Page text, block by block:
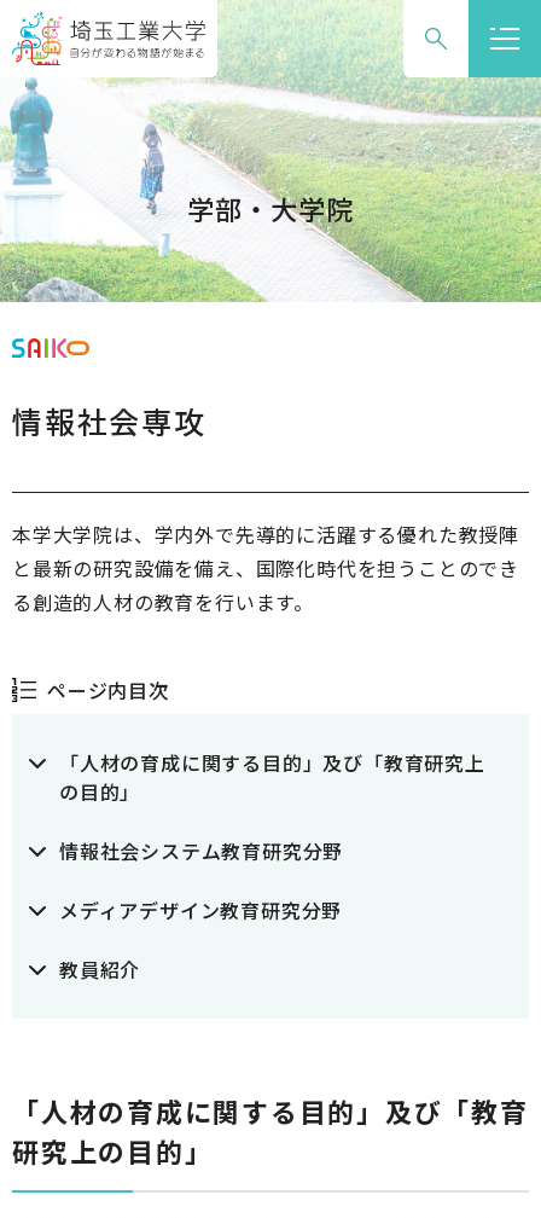
ロ
バ
ル
ナ
ゲ
ー
ョ
へ
文
ー
ル
ナ
ビ
ー
シ
ン
ッ
ー
へ
学部・大学院
情報社会専攻
本学大学院は、学内外で先導的に活躍する優れた教授陣
と最新の研究設備を備え、国際化時代を担うことのでき
る創造的人材の教育を行います。
ページ内目次
「人材の育成に関する目的」及び「教育研究上
の目的」
情報社会システム教育研究分野
メディアデザイン教育研究分野
教員紹介
「人材の育成に関する目的」及び「教育
研究上の目的」